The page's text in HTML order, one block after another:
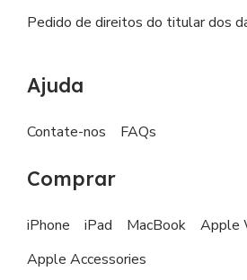
Pedido de direitos do titular dos
Ajuda
Contate-nos FAQs
Comprar
iPhone iPad MacBook
Apple
Apple Accessories